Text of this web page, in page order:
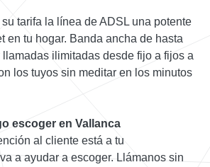
tarifa la línea de ADSL una potente
en tu hogar. Banda ancha de hasta
ilimitadas desde fijo a fijos a
los tuyos sin meditar en los minutos
escoger en Vallanca
al cliente está a tu
a ayudar a escoger. Llámanos sin